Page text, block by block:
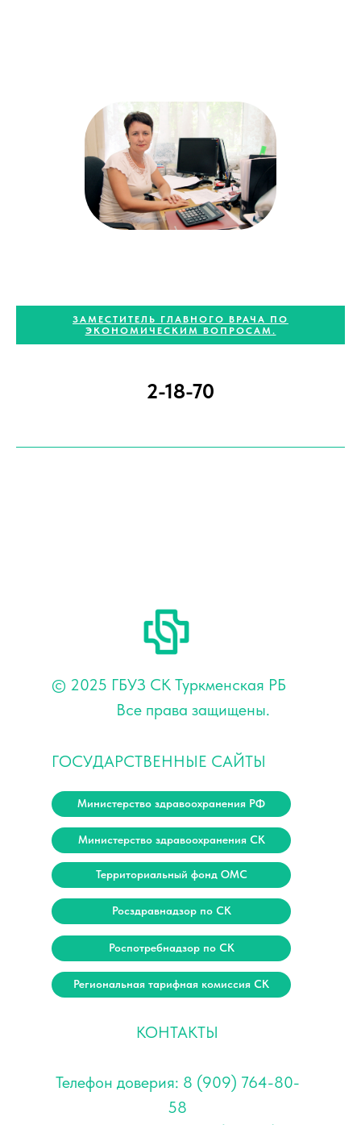
ЗАМЕСТИТЕЛЬ ГЛАВНОГО ВРАЧА ПО
ЭКОНОМИЧЕСКИМ ВОПРОСАМ.
2-18-70
© 2025 ГБУЗ СК Туркменская РБ
Все права защищены.
КОНТАКТЫ
Телефон доверия: 8 (909) 764-80-
58
Министерство здравоохранения РФ
Министерство здравоохранения СК
Территориальный фонд ОМС
Росздравнадзор по СК
Роспотребнадзор по СК
Региональная тарифная комиссия СК
ГОСУДАРСТВЕННЫЕ САЙТЫ